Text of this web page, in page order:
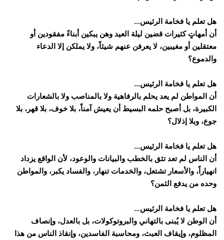
هل تعلم يا فخامة الرئيس…
أن أمهاتٍ كثيرات قضين ليلة العيد وهن يبكين أبناءً مفقودين أو
معتقلين أو مغيبين، لا يعرفن عنهم شيئاً، ولا يملكن إلا الدعاء
والدموع؟
هل تعلم يا فخامة الرئيس…
أن المواطن لم يعد يحلم بالرفاهية ولا بالمناصب ولا بالشعارات
الكبيرة، بل أصبح حلمه البسيط أن يعيش آمناً، بلا خوف، بلا قهر، بلا
جوع، وبلا إذلال؟
هل تعلم يا فخامة الرئيس…
أن الناس لم تعد تثق بالخطب والبيانات والوعود، لأن الواقع يزداد
انهياراً، والأسعار تشتعل، والخدمات تنهار، والفساد يكبر، والمواطن
وحده من يدفع الثمن؟
هل تعلم يا فخامة الرئيس…
أن الوطن لا يُبنى بالتهاني والبروتوكولات، بل بالعدل، وإنصاف
المظلوم، وإيقاف العبث، ومحاسبة الفاسدين، وإنقاذ الناس من هذا